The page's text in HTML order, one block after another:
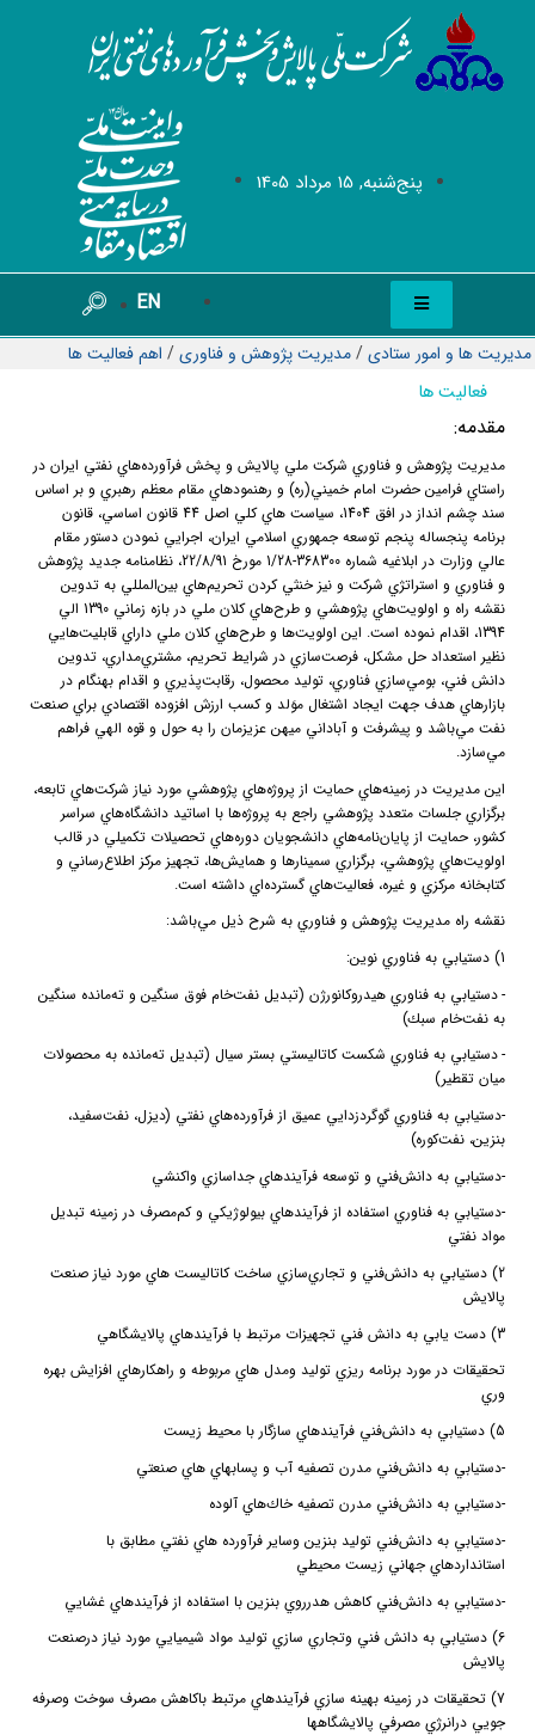
پنج‌شنبه, 15 مرداد 1405
EN
مدیریت ها و امور ستادی/مدیریت پژوهش و فناوری/ اهم فعالیت ها
فعالیت ها
مقدمه:
مديريت پژوهش و فناوري شركت ملي پالايش و پخش فرآورده‌هاي نفتي ايران در
راستاي فرامين حضرت امام خميني(ره) و رهنمودهاي مقام معظم رهبري و بر اساس
سند چشم انداز در افق 1404، سياست هاي كلي اصل 44 قانون اساسي، قانون
برنامه پنجساله پنجم توسعه جمهوري اسلامي ايران، اجرايي نمودن دستور مقام
عالي وزارت در ابلاغيه شماره 368300-1/28 مورخ 22/8/91، نظامنامه جديد پژوهش
و فناوري و استراتژي شركت و نيز خنثي كردن تحريم‌هاي بين‌المللي به تدوين
نقشه راه و اولويت‌هاي پژوهشي و طرح‌هاي كلان ملي در بازه زماني 1390 الي
1394، اقدام نموده است. اين اولويت‌ها و طرح‌هاي كلان ملي داراي قابليت‌هايي
نظير استعداد حل مشكل، فرصت‌سازي در شرايط تحريم، مشتري‌مداري، تدوين
دانش فني، بومي‌سازي فناوري، توليد محصول، رقابت‌پذيري و اقدام بهنگام در
بازارهاي هدف جهت ايجاد اشتغال موَلد و كسب ارزش افزوده اقتصادي براي صنعت
نفت مي‌باشد و پيشرفت و آباداني ميهن عزيزمان را به حول و قوه الهي فراهم
مي‌سازد.
اين مديريت در زمينه‌هاي حمايت از پروژه‌هاي پژوهشي مورد نياز شركت‌هاي تابعه،
برگزاري جلسات متعدد پژوهشي راجع به پروژه‌ها با اساتيد دانشگاه‌هاي سراسر
كشور، حمايت از پايان‌نامه‌هاي دانشجويان دوره‌هاي تحصيلات تكميلي در قالب
اولويت‌هاي پژوهشي، برگزاري سمينارها و همايش‌ها، تجهيز مركز اطلاع‌رساني و
كتابخانه مركزي و غيره، فعاليت‌هاي گسترده‌اي داشته است.
نقشه راه مديريت پژوهش و فناوري به شرح ذيل مي‌باشد:
1) دستيابي به فناوري نوين:
-دستيابي به فناوري هيدروكانورژن (تبديل نفت‌خام فوق سنگين و ته‌مانده سنگين
به نفت‌خام سبك)
-دستيابي به فناوري شكست كاتاليستي بستر سيال (تبديل ته‌مانده به محصولات
ميان تقطير)
-دستيابي به فناوري گوگردزدايي عميق از فرآورده‌هاي نفتي (ديزل، نفت‌سفيد،
بنزين، نفت‌كوره)
-دستيابي به دانش‌فني و توسعه فرآيندهاي جداسازي واكنشي
-دستيابي به فناوري استفاده از فرآيندهاي بيولوژيكي و كم‌مصرف در زمينه تبديل
مواد نفتي
2) دستيابي به دانش‌فني و تجاري‌سازي ساخت كاتاليست هاي مورد نياز صنعت
پالايش
3) دست يابي به دانش فني تجهيزات مرتبط با فرآيندهاي پالايشگاهي
تحقيقات در مورد برنامه ريزي توليد ومدل هاي مربوطه و راهكارهاي افزايش بهره
وري
5) دستيابي به دانش‌‌فني فرآيندهاي سازگار با محيط زيست
-دستيابي به دانش‌فني مدرن تصفيه آب‌ و پسابهاي هاي صنعتي
-دستيابي به دانش‌فني مدرن تصفيه خاك‌هاي آلوده
-دستيابي به دانش‌فني توليد بنزين وساير فرآورده هاي نفتي مطابق با
استانداردهاي جهاني زيست محيطي
-دستيابي به دانش‌فني كاهش هدرروي بنزين با استفاده از فرآيندهاي غشايي
6) دستيابي به دانش فني وتجاري سازي توليد مواد شيميايي مورد نياز درصنعت
پالايش
7) تحقيقات در زمينه بهينه سازي فرآيندهاي مرتبط باكاهش مصرف سوخت وصرفه
جويي درانرژي مصرفي پالايشگاهها